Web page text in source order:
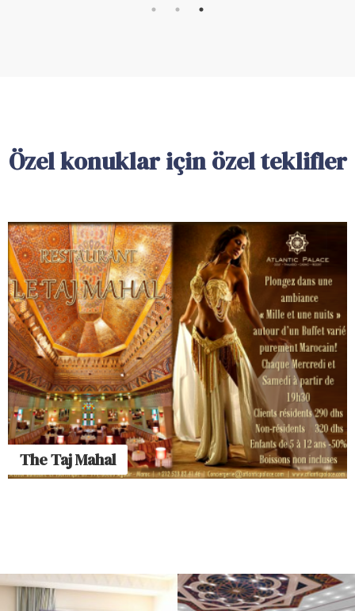
Özel konuklar için özel teklifler
The Taj Mahal